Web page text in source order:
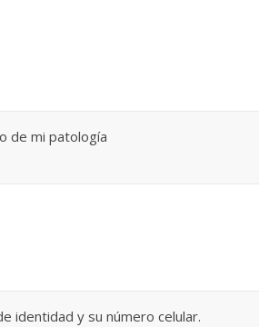
de mi patología
identidad y su número celular.